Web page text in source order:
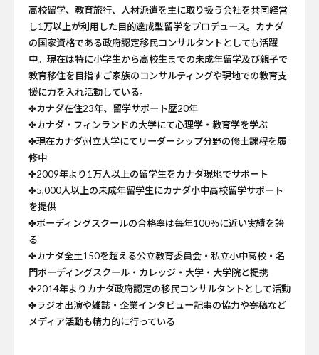
高校留学、教育旅行、人材派遣を主に取り扱う会社を共同経営
し1万以上が利用した目的達成型留学をプロデュース。カナダ
の国家資格である政府認定移民コンサルタントとしても活躍
中。現在は特に小学生から高校生までの未成年留学及び親子で
教育移住を目指すご家族のコンサルティングや現地での教育支
援に力を入れ活動している。
✤カナダ在住23年、留学サポート歴20年
✤カナダ・フィンランドの大学にて心理学・教育学を学ぶ
✤現在カナダ州立大学にてリーダーシップ分野の修士課程を履
修中
✤2009年より1万人以上の留学生をカナダ現地でサポート
✤5,000人以上の未成年留学生にカナダ小中高校留学サポート
を提供
✤ボーディングスクールの合格率は毎年100％に近い実績を誇
る
✤カナダ全土150を超える公立教育委員会・私立小中高校・名
門ボーディングスクール・カレッジ・大学・大学院と提携
✤2014年よりカナダ政府認定の移民コンサルタントとして活動
✤ラジオ出演や雑誌・企業インタビュー記事の協力や寄稿など
メディア活動も精力的に行っている